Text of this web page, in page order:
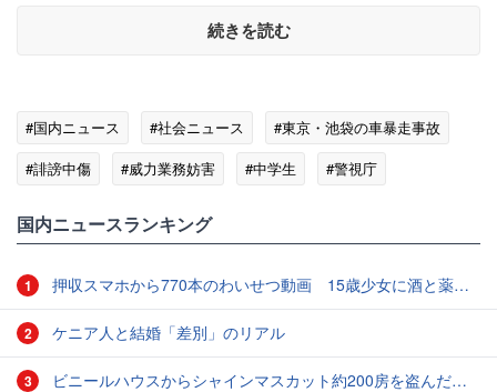
続きを読む
#国内ニュース #社会ニュース
#東京・池袋の車暴走事故
#誹謗中傷
#威力業務妨害 #中学生 #警視庁
国内ニュースランキング
1 押収スマホから770本のわいせつ動画 15歳少女に酒と薬飲ませ性的暴行か 54歳男を再逮捕 「薬もありますよ」とSNSで誘い出し
2 ケニア人と結婚「差別」のリアル
3 ビニールハウスからシャインマスカット約200房を盗んだ疑い ネットで販売か 無職の男（42）逮捕 岡山県警